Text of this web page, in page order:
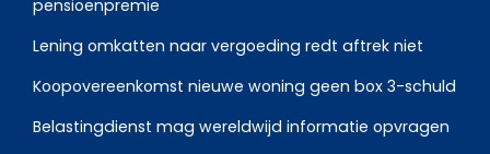
pensioenpremie
Lening omkatten naar vergoeding redt aftrek niet
Koopovereenkomst nieuwe woning geen box 3-schuld
Belastingdienst mag wereldwijd informatie opvragen